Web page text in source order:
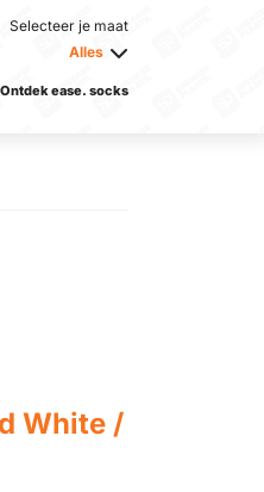
Selecteer je maat
Alles
Ontdek ease. socks
White /